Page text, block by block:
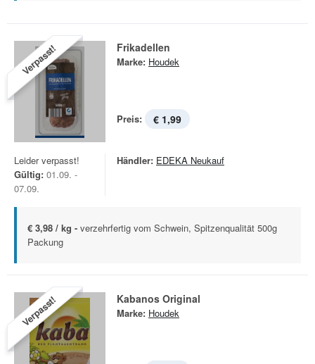
Verpasst! Frikadellen
Marke: Houdek
Preis: € 1,99
Leider verpasst!
Gültig: 01.09. -
07.09.
Händler: EDEKA Neukauf
€ 3,98 / kg - verzehrfertig vom Schwein, Spitzenqualität 500g
Packung
Verpasst! Kabanos Original
Marke: Houdek